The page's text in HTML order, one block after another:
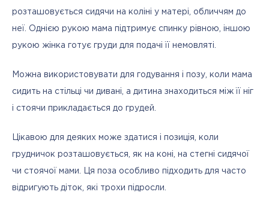
розташовується сидячи на коліні у матері, обличчям до
неї. Однією рукою мама підтримує спинку рівною, іншою
рукою жінка готує груди для подачі її немовляті.
Можна використовувати для годування і позу, коли мама
сидить на стільці чи дивані, а дитина знаходиться між її ніг
і стоячи прикладається до грудей.
Цікавою для деяких може здатися і позиція, коли
грудничок розташовується, як на коні, на стегні сидячої
чи стоячої мами. Ця поза особливо підходить для часто
відригують діток, які трохи підросли.